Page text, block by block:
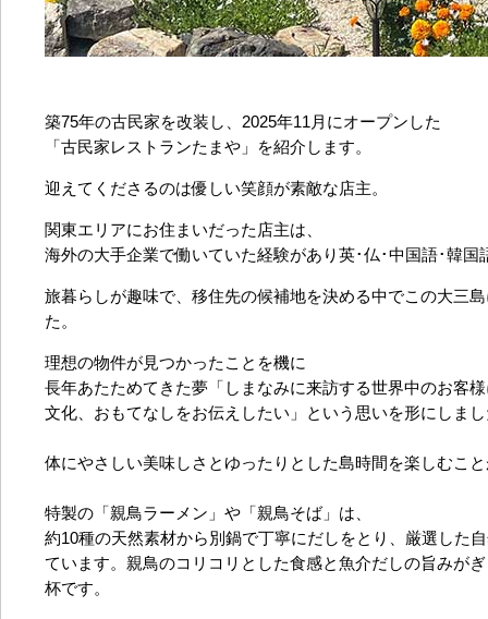
築75年の古民家を改装し、2025年11月にオープンした
「古民家レストランたまや」を紹介します。
迎えてくださるのは優しい笑顔が素敵な店主。
関東エリアにお住まいだった店主は、
海外の大手企業で働いていた経験があり英･仏･中国語･韓国
旅暮らしが趣味で、移住先の候補地を決める中でこの大三
た。
理想の物件が見つかったことを機に
長年あたためてきた夢「しまなみに来訪する世界中のお客
文化、おもてなしをお伝えしたい」という思いを形にしま
体にやさしい美味しさとゆったりとした島時間を楽しむこ
特製の「親鳥ラーメン」や「親鳥そば」は、
約10種の天然素材から別鍋で丁寧にだしをとり、厳選した
ています。 親鳥のコリコリとした食感と魚介だしの旨みが
杯です。